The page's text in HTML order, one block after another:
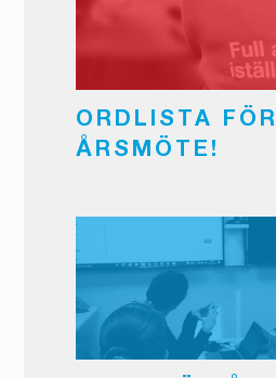
ORDLISTA FÖR
ÅRSMÖTE!